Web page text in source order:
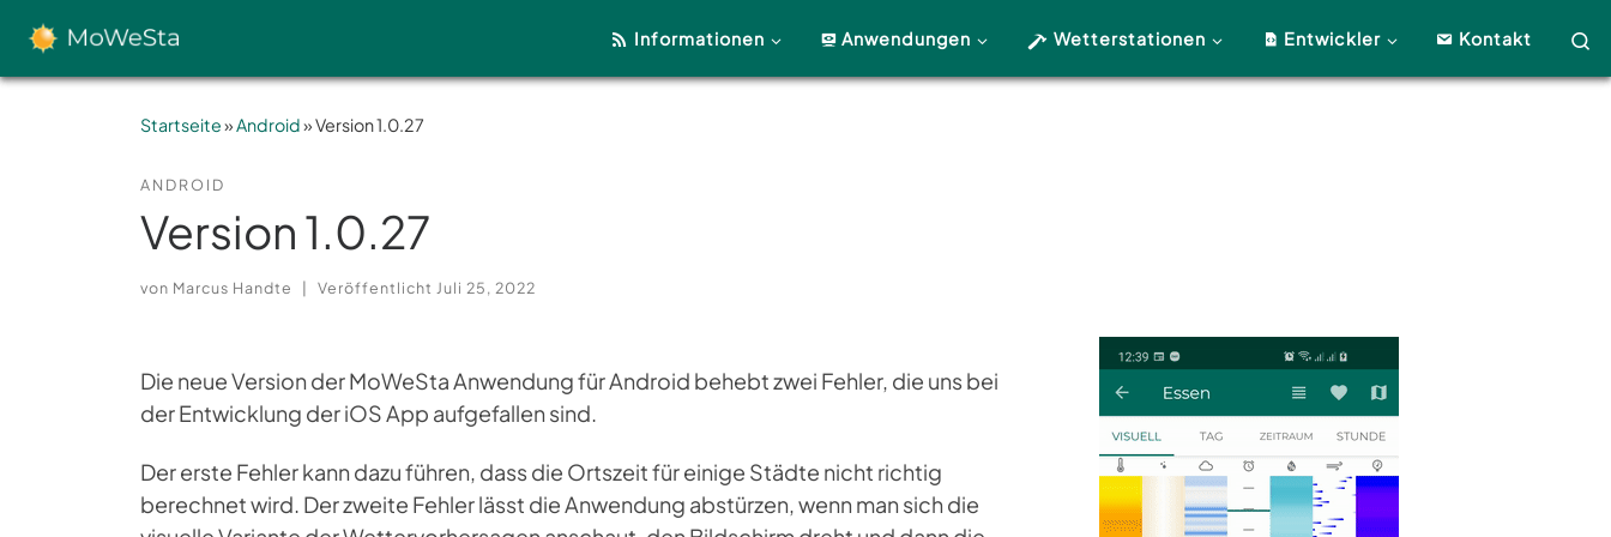
Zum Inhalt springen Informationen Anwendungen Wetterstationen Entwickler Kontakt
Startseite» Android»Version 1.0.27
ANDROID
Version 1.0.27
von Marcus Handte | Veröffentlicht Juli 25, 2022
Die neue Version der MoWeSta Anwendung für Android behebt zwei Fehler, die uns bei
der Entwicklung der iOS App aufgefallen sind.
Der erste Fehler kann dazu führen, dass die Ortszeit für einige Städte nicht richtig
berechnet wird. Der zweite Fehler lässt die Anwendung abstürzen, wenn man sich die